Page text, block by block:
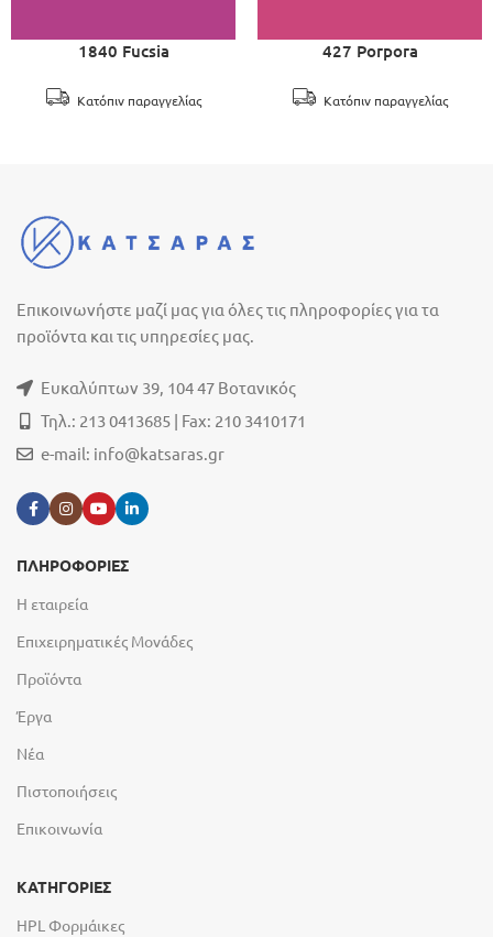
1840 Fucsia
Κατόπιν παραγγελίας
427 Porpora
Κατόπιν παραγγελίας
Επικοινωνήστε μαζί μας για όλες τις πληροφορίες για τα
προϊόντα και τις υπηρεσίες μας.
Ευκαλύπτων 39, 104 47 Βοτανικός
Τηλ.: 213 0413685 | Fax: 210 3410171
e-mail: info@katsaras.gr
ΠΛΗΡΟΦΟΡΙΕΣ
Η εταιρεία
Επιχειρηματικές Μονάδες
Προϊόντα
Έργα
Νέα
Πιστοποιήσεις
Επικοινωνία
ΚΑΤΗΓΟΡΙΕΣ
HPL Φορμάικες